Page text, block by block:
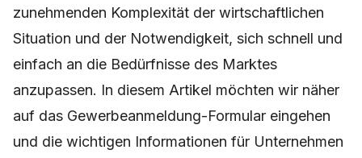
zunehmenden Komplexität der wirtschaftlichen
Situation und der Notwendigkeit, sich schnell und
einfach an die Bedürfnisse des Marktes
anzupassen. In diesem Artikel möchten wir näher
auf das Gewerbeanmeldung-Formular eingehen
und die wichtigen Informationen für Unternehmen